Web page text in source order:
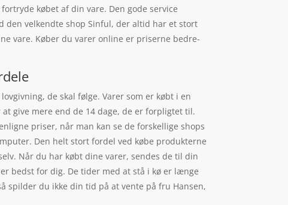
købet af din vare. Den gode service
den velkendte shop Sinful, der altid har et stort
vare. Køber du varer online er priserne bedre-
de skal følge. Varer som er købt i en
give mere end de 14 dage, de er forpligtet til.
priser, når man kan se de forskellige shops
Den helt stort fordel ved købe produkterne
Når du har købt dine varer, sendes de til din
bedst for dig. De tider med at stå i kø er længe
spilder du ikke din tid på at vente på fru Hansen,